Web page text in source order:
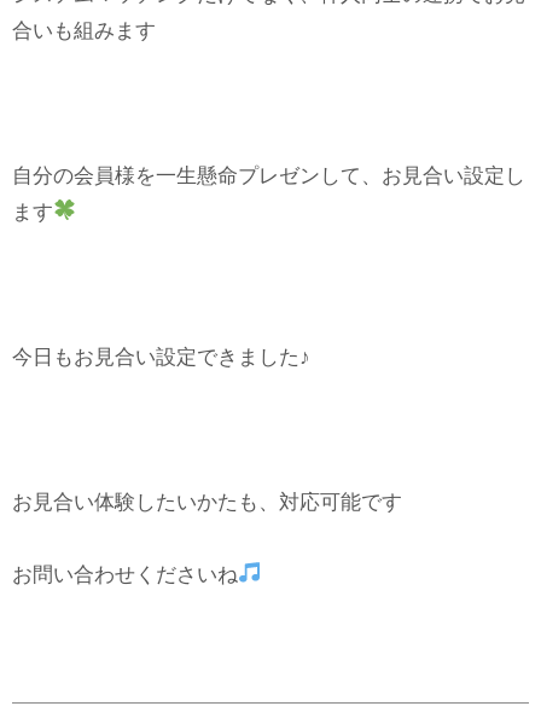
合いも組みます
自分の会員様を一生懸命プレゼンして、お見合い設定し
ます
今日もお見合い設定できました♪
お見合い体験したいかたも、対応可能です
お問い合わせくださいね